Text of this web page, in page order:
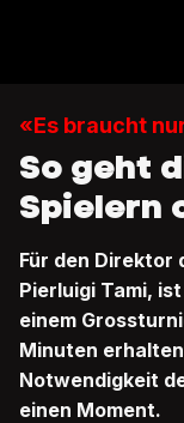
«Es braucht
So geht
Spielern
Für den Direktor
Pierluigi Tami,
einem
Minuten
Notwendigkeit
einen Moment.